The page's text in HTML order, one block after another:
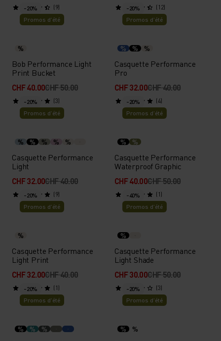
(9) (12)
-20%
Promos d’été
%
Bob Performance Light
Print Bucket
CHF 40.00CHF 50.00
(3)
-20%
Promos d’été
% % %
Casquette Performance
Pro
CHF 32.00CHF 40.00
(4)
-20%
Promos d’été
% % % % %
Casquette Performance
Light
CHF 32.00CHF 40.00
(9)
-20%
Promos d’été
% %
Casquette Performance
Waterproof Graphic
CHF 40.00CHF 50.00
(1)
-20%
Promos d’été
%
Casquette Performance
Light Print
CHF 32.00CHF 40.00
(1)
-40%
Promos d’été
%
Casquette Performance
Light Shade
CHF 30.00CHF 50.00
(3)
-20%
Promos d’été
% % %
-20%
Promos d’été
% %